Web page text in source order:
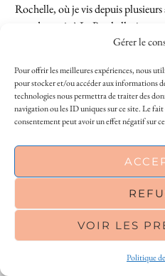
This site uses cookies to
agree to its use of
OK
Gérer le
Pour offrir les meilleures expériences, nous
pour stocker et/ou accéder aux informations
technologies nous permettra de traiter des
navigation ou les ID uniques sur ce site. Le
consentement peut avoir un effet négatif sur
VOIR LES
Politique
Rochelle, où je vis depuis plusieurs
grande partie à La Rochelle, je
plans, des idées de sorties en
découvrir la région autrement.
Rochelle, tenu par une locale ?
soyez Rochelais·e ou de passage
articles vous aideront à profiter de